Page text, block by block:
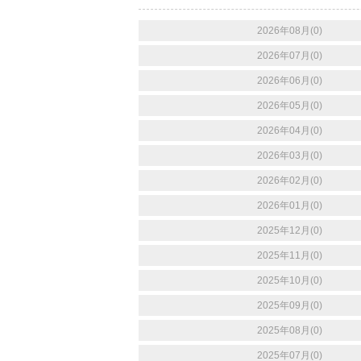
2026年08月(0)
2026年07月(0)
2026年06月(0)
2026年05月(0)
2026年04月(0)
2026年03月(0)
2026年02月(0)
2026年01月(0)
2025年12月(0)
2025年11月(0)
2025年10月(0)
2025年09月(0)
2025年08月(0)
2025年07月(0)